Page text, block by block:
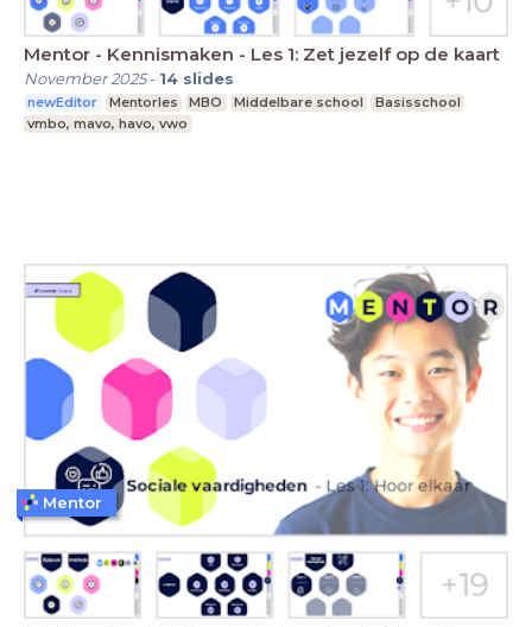
Mentor - Kennismaken - Les 1: Zet jezelf op de kaart
November 2025- 14 slides
newEditor Mentorles MBO Middelbare school
Basisschool
vmbo, mavo, havo, vwo
Mentor